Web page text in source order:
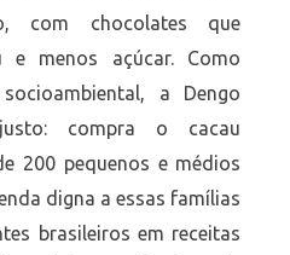
com chocolates que
e menos açúcar. Como
a Dengo
compra o cacau
200 pequenos e médios
digna a essas famílias
brasileiros em receitas